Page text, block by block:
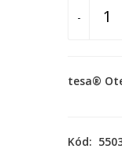
-
tesa®
Kód: